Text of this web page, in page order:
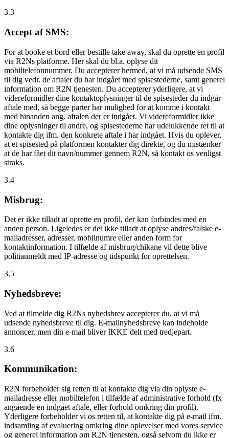
3.3
Accept af SMS:
For at booke et bord eller bestille take away, skal du oprette en profil
via R2Ns platforme. Her skal du bl.a. oplyse dit
mobiltelefonnummer. Du accepterer hermed, at vi må udsende SMS
til dig vedr. de aftaler du har indgået med spisestederne, samt generel
information om R2N tjenesten. Du accepterer yderligere, at vi
videreformidler dine kontaktoplysninger til de spisesteder du indgår
aftale med, så begge parter har mulighed for at komme i kontakt
med hinanden ang. aftalen der er indgået. Vi videreformidler ikke
dine oplysninger til andre, og spisestederne har udelukkende ret til at
kontakte dig ifm. den konkrete aftale i har indgået. Hvis du oplever,
at et spisested på platformen kontakter dig direkte, og du mistænker
at de har fået dit navn/nummer gennem R2N, så kontakt os venligst
straks.
3.4
Misbrug:
Det er ikke tilladt at oprette en profil, der kan forbindes med en
anden person. Ligeledes er det ikke tilladt at oplyse andres/falske e-
mailadresser, adresser, mobilnumre eller anden form for
kontaktinformation. I tilfælde af misbrug/chikane vil dette blive
politianmeldt med IP-adresse og tidspunkt for oprettelsen.
3.5
Nyhedsbreve:
Ved at tilmelde dig R2Ns nyhedsbrev accepterer du, at vi må
udsende nyhedsbreve til dig. E-mailnyhedsbreve kan indeholde
annoncer, men din e-mail bliver IKKE delt med tredjepart.
3.6
Kommunikation:
R2N forbeholder sig retten til at kontakte dig via din oplyste e-
mailadresse eller mobiltelefon i tilfælde af administrative forhold (fx
angående en indgået aftale, eller forhold omkring din profil).
Yderligere forbeholder vi os retten til, at kontakte dig på e-mail ifm.
indsamling af evaluering omkring dine oplevelser med vores service
og generel information om R2N tjenesten, også selvom du ikke er